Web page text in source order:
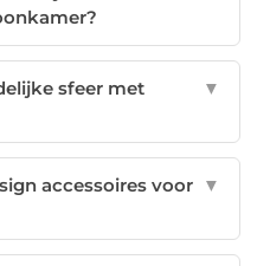
sfeer met
▼
accessoires voor ▼